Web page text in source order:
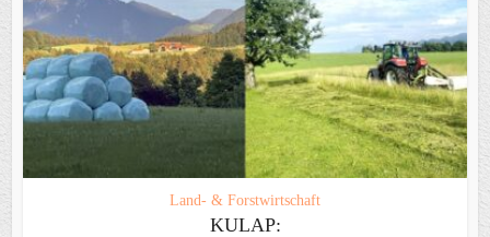
Land- & Forstwirtschaft
KULAP: